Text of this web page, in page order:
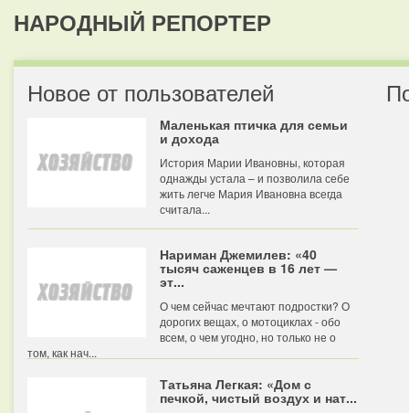
НАРОДНЫЙ РЕПОРТЕР
Новое от пользователей
Маленькая птичка для семьи
и дохода
История Марии Ивановны, которая
однажды устала – и позволила себе
жить легче Мария Ивановна всегда
считала...
Нариман Джемилев: «40
тысяч саженцев в 16 лет —
эт...
О чем сейчас мечтают подростки? О
дорогих вещах, о мотоциклах - обо
всем, о чем угодно, но только не о
том, как нач...
Татьяна Легкая: «Дом с
печкой, чистый воздух и нат...